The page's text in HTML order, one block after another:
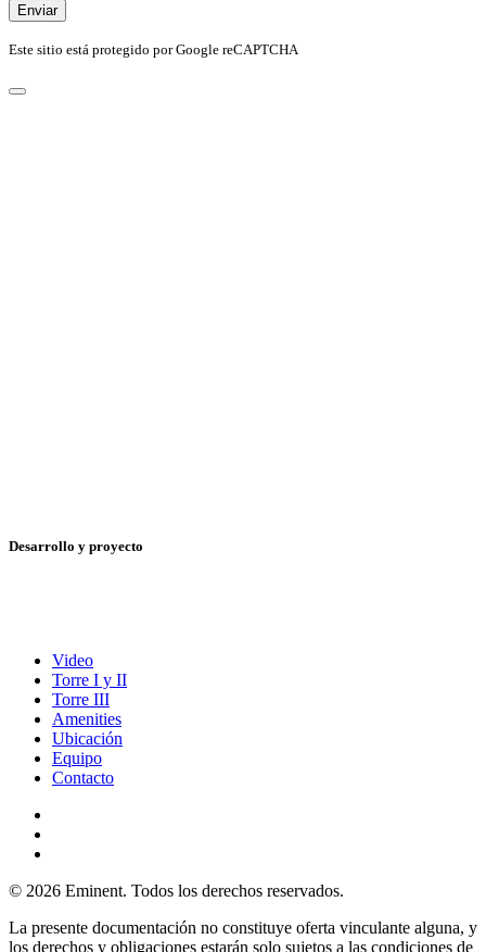
Enviar
Este sitio está protegido por Google reCAPTCHA
Desarrollo y proyecto
Video
Torre I y II
Torre III
Amenities
Ubicación
Equipo
Contacto
© 2026 Eminent. Todos los derechos reservados.
La presente documentación no constituye oferta vinculante alguna, y
los derechos y obligaciones estarán solo sujetos a las condiciones de